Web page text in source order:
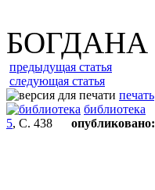
БОГДАНА
предыдущая статья
следующая статья
печать
библиотека
5, С. 438 опубликовано: